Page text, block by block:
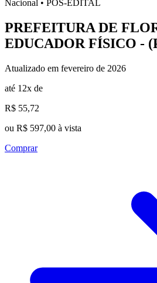
Nacional • PÓS-EDITAL
PREFEITURA DE
EDUCADOR FÍSICO -
Atualizado em fevereiro de 2026
até 12x de
R$ 55,72
ou R$ 597,00 à vista
Comprar